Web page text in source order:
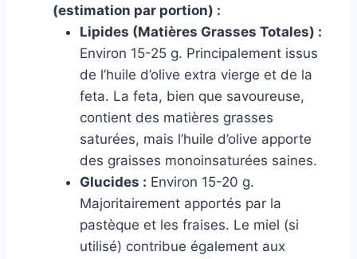
(estimation par portion) :
Lipides (Matières Grasses Totales) :
Environ 15-25 g. Principalement issus
de l’huile d’olive extra vierge et de la
feta. La feta, bien que savoureuse,
contient des matières grasses
saturées, mais l’huile d’olive apporte
des graisses monoinsaturées saines.
Glucides : Environ 15-20 g.
Majoritairement apportés par la
pastèque et les fraises. Le miel (si
utilisé) contribue également aux